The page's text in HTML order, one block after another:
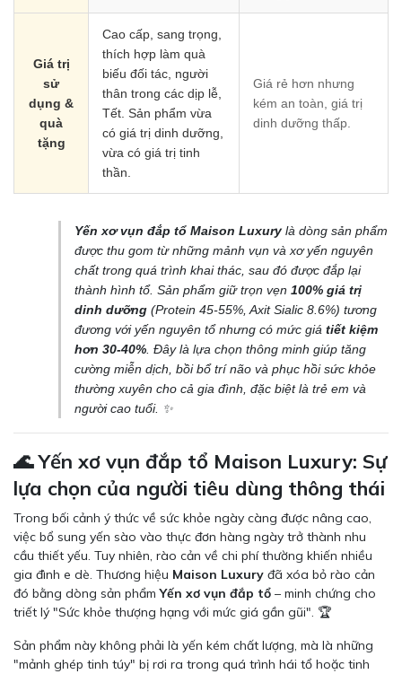
Giá trị
sử
dụng &
quà
tặng
Cao cấp, sang trọng,
thích hợp làm quà
biếu đối tác, người
thân trong các dịp lễ,
Tết. Sản phẩm vừa
có giá trị dinh dưỡng,
vừa có giá trị tinh
thần.
Giá rẻ hơn nhưng
kém an toàn, giá trị
dinh dưỡng thấp.
Yến xơ vụn đắp tổ Maison Luxury là dòng sản phẩm
được thu gom từ những mảnh vụn và xơ yến nguyên
chất trong quá trình khai thác, sau đó được đắp lại
thành hình tổ. Sản phẩm giữ trọn vẹn 100% giá trị
dinh dưỡng (Protein 45-55%, Axit Sialic 8.6%) tương
đương với yến nguyên tổ nhưng có mức giá tiết kiệm
hơn 30-40% . Đây là lựa chọn thông minh giúp tăng
cường miễn dịch, bồi bổ trí não và phục hồi sức khỏe
thường xuyên cho cả gia đình, đặc biệt là trẻ em và
người cao tuổi. ✨
🌊 Yến xơ vụn đắp tổ Maison Luxury: Sự
lựa chọn của người tiêu dùng thông thái
Trong bối cảnh ý thức về sức khỏe ngày càng được nâng cao,
việc bổ sung yến sào vào thực đơn hàng ngày trở thành nhu
cầu thiết yếu. Tuy nhiên, rào cản về chi phí thường khiến nhiều
gia đình e dè. Thương hiệu Maison Luxury đã xóa bỏ rào cản
đó bằng dòng sản phẩmYến xơ vụn đắp tổ – minh chứng cho
triết lý "Sức khỏe thượng hạng với mức giá gần gũi". 🏆
Sản phẩm này không phải là yến kém chất lượng, mà là những
"mảnh ghép tinh túy" bị rơi ra trong quá trình hái tổ hoặc tinh